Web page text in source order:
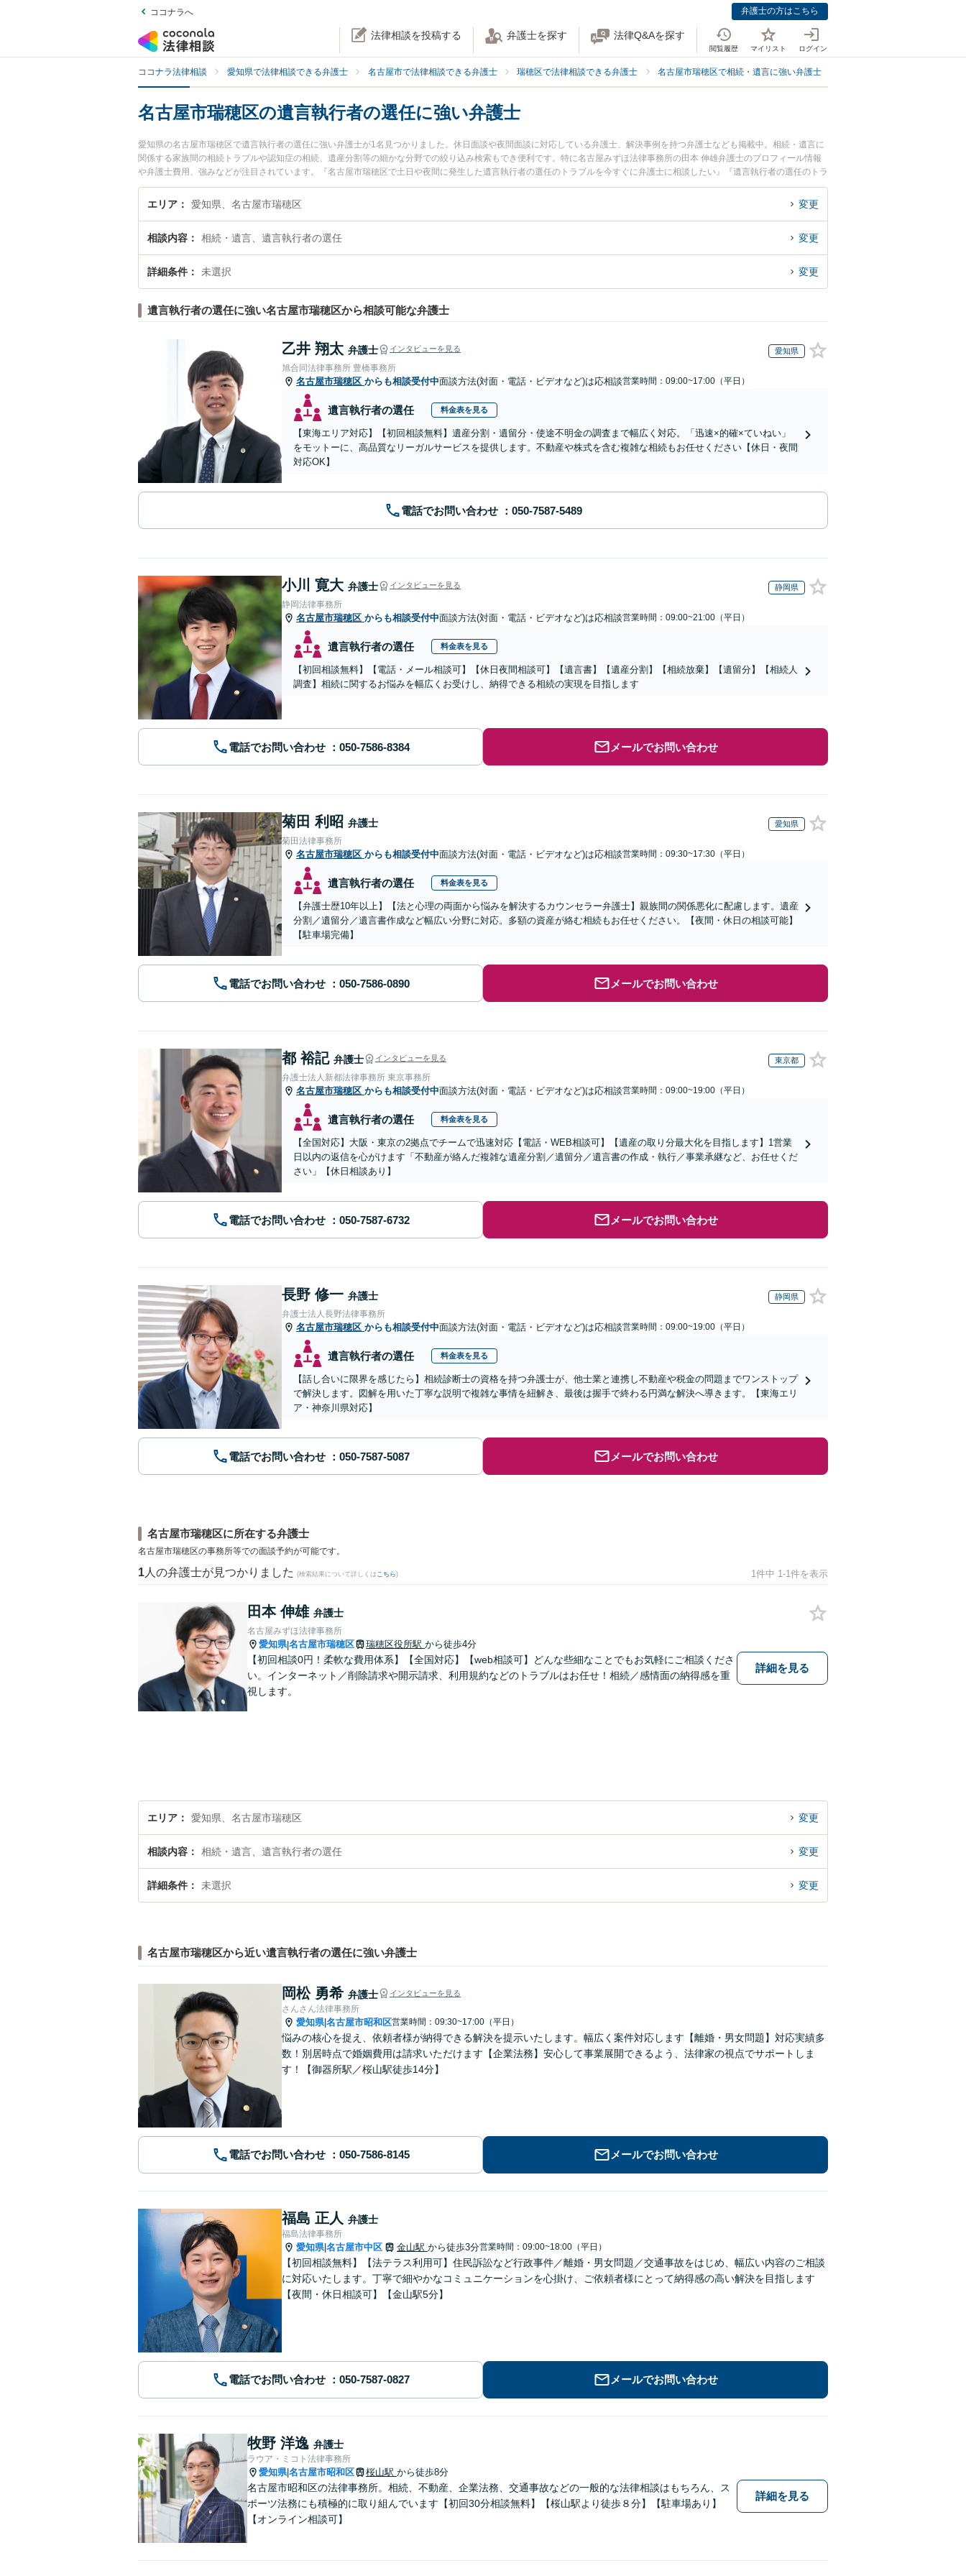
ココナラへ 弁護士の方はこちら
法律相談を投稿する 弁護士を探す 法律Q&Aを探す
閲覧履歴 マイリスト ログイン
ココナラ法律相談 愛知県で法律相談できる弁護士 名古屋市で法律相談できる弁護士 瑞穂区で法律相談できる弁護士 名古屋市瑞穂区で相続・遺言に強い弁護士
名古屋市瑞穂区の遺言執行者の選任に強い弁護士
愛知県の名古屋市瑞穂区で遺言執行者の選任に強い弁護士が1名見つかりました。休日面談や夜間面談に対応している弁護士、解決事例を持つ弁護士なども掲載中。相続・遺言に
関係する家族間の相続トラブルや認知症の相続、遺産分割等の細かな分野での絞り込み検索もでき便利です。特に名古屋みずほ法律事務所の田本 伸雄弁護士のプロフィール情報
や弁護士費用、強みなどが注目されています。『名古屋市瑞穂区で土日や夜間に発生した遺言執行者の選任のトラブルを今すぐに弁護士に相談したい』『遺言執行者の選任のトラ
ブル解決の実績豊富な近くの弁護士を検索したい』『初回相談無料で遺言執行者の選任を法律相談できる名古屋市瑞穂区内の弁護士に相談予約したい』などでお困りの相談者さん
におすすめです。
エリア 愛知県、名古屋市瑞穂区 変更
相談内容 相続・遺言、遺言執行者の選任 変更
詳細条件 未選択 変更
遺言執行者の選任に強い名古屋市瑞穂区から相談可能な弁護士
乙井 翔太 弁護士 インタビューを見る 愛知県
旭合同法律事務所 豊橋事務所
名古屋市瑞穂区 からも相談受付中面談方法(対面・電話・ビデオなど)は応相談営業時間：09:00~17:00（平日）
遺言執行者の選任 料金表を見る
【東海エリア対応】【初回相談無料】遺産分割・遺留分・使途不明金の調査まで幅広く対応。「迅速×的確×ていねい」
をモットーに、高品質なリーガルサービスを提供します。不動産や株式を含む複雑な相続もお任せください【休日・夜間
対応OK】
電話でお問い合わせ
小川 寛大 弁護士 インタビューを見る 静岡県
静岡法律事務所
名古屋市瑞穂区 からも相談受付中面談方法(対面・電話・ビデオなど)は応相談営業時間：09:00~21:00（平日）
遺言執行者の選任 料金表を見る
【初回相談無料】【電話・メール相談可】【休日夜間相談可】【遺言書】【遺産分割】【相続放棄】【遺留分】【相続人
調査】相続に関するお悩みを幅広くお受けし、納得できる相続の実現を目指します
電話でお問い合わせ メールでお問い合わせ
菊田 利昭 弁護士 愛知県
菊田法律事務所
名古屋市瑞穂区 からも相談受付中面談方法(対面・電話・ビデオなど)は応相談営業時間：09:30~17:30（平日）
遺言執行者の選任 料金表を見る
【弁護士歴10年以上】【法と心理の両面から悩みを解決するカウンセラー弁護士】親族間の関係悪化に配慮します。遺産
分割／遺留分／遺言書作成など幅広い分野に対応。多額の資産が絡む相続もお任せください。【夜間・休日の相談可能】
【駐車場完備】
電話でお問い合わせ メールでお問い合わせ
都 裕記 弁護士 インタビューを見る 東京都
弁護士法人新都法律事務所 東京事務所
名古屋市瑞穂区 からも相談受付中面談方法(対面・電話・ビデオなど)は応相談営業時間：09:00~19:00（平日）
遺言執行者の選任 料金表を見る
【全国対応】大阪・東京の2拠点でチームで迅速対応【電話・WEB相談可】【遺産の取り分最大化を目指します】1営業
日以内の返信を心がけます「不動産が絡んだ複雑な遺産分割／遺留分／遺言書の作成・執行／事業承継など、お任せくだ
さい」【休日相談あり】
電話でお問い合わせ メールでお問い合わせ
長野 修一 弁護士 静岡県
弁護士法人長野法律事務所
名古屋市瑞穂区 からも相談受付中面談方法(対面・電話・ビデオなど)は応相談営業時間：09:00~19:00（平日）
遺言執行者の選任 料金表を見る
【話し合いに限界を感じたら】相続診断士の資格を持つ弁護士が、他士業と連携し不動産や税金の問題までワンストップ
で解決します。図解を用いた丁寧な説明で複雑な事情を紐解き、最後は握手で終わる円満な解決へ導きます。【東海エリ
ア・神奈川県対応】
電話でお問い合わせ メールでお問い合わせ
名古屋市瑞穂区に所在する弁護士
名古屋市瑞穂区の事務所等での面談予約が可能です。
1 人の弁護士が見つかりました (検索結果について詳しくは こちら) 1件中 1-1件を表示
田本 伸雄 弁護士
名古屋みずほ法律事務所
愛知県|名古屋市瑞穂区 瑞穂区役所駅 から徒歩4分
【初回相談0円！柔軟な費用体系】【全国対応】【web相談可】どんな些細なことでもお気軽にご相談くださ
い。インターネット／削除請求や開示請求、利用規約などのトラブルはお任せ！相続／感情面の納得感を重
視します。
詳細を見る
エリア 愛知県、名古屋市瑞穂区 変更
相談内容 相続・遺言、遺言執行者の選任 変更
詳細条件 未選択 変更
名古屋市瑞穂区から近い遺言執行者の選任に強い弁護士
岡松 勇希 弁護士 インタビューを見る
さんさん法律事務所
愛知県|名古屋市昭和区営業時間：09:30~17:00（平日）
悩みの核心を捉え、依頼者様が納得できる解決を提示いたします。幅広く案件対応します【離婚・男女問題】対応実績多
数！別居時点で婚姻費用は請求いただけます【企業法務】安心して事業展開できるよう、法律家の視点でサポートしま
す！【御器所駅／桜山駅徒歩14分】
電話でお問い合わせ メールでお問い合わせ
福島 正人 弁護士
福島法律事務所
愛知県|名古屋市中区 金山駅 から徒歩3分営業時間：09:00~18:00（平日）
【初回相談無料】【法テラス利用可】住民訴訟など行政事件／離婚・男女問題／交通事故をはじめ、幅広い内容のご相談
に対応いたします。丁寧で細やかなコミュニケーションを心掛け、ご依頼者様にとって納得感の高い解決を目指します
【夜間・休日相談可】【金山駅5分】
電話でお問い合わせ メールでお問い合わせ
牧野 洋逸 弁護士
ラウア・ミコト法律事務所
愛知県|名古屋市昭和区 桜山駅 から徒歩8分
名古屋市昭和区の法律事務所。相続、不動産、企業法務、交通事故などの一般的な法律相談はもちろん、ス
ポーツ法務にも積極的に取り組んでいます【初回30分相談無料】【桜山駅より徒歩８分】【駐車場あり】
【オンライン相談可】
詳細を見る